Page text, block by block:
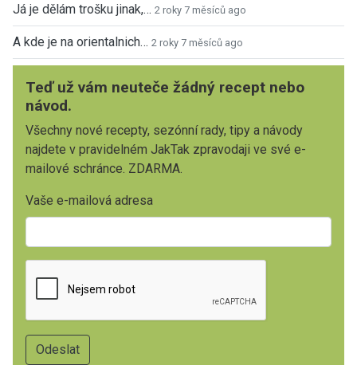
Já je dělám trošku jinak,… 2 roky 7 měsíců ago
A kde je na orientalnich… 2 roky 7 měsíců ago
Teď už vám neuteče žádný recept nebo
návod.
Všechny nové recepty, sezónní rady, tipy a návody
najdete v pravidelném JakTak zpravodaji ve své e-
mailové schránce. ZDARMA.
Vaše e-mailová adresa